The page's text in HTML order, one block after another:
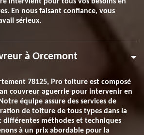
En nous faisant confiance, vous
sérieux.
à Orcemont
78125, Pro toiture est composé
couvreur aguerrie pour intervenir en
équipe assure des services de
de toiture de tous types dans la
différentes méthodes et techniques
à un prix abordable pour la